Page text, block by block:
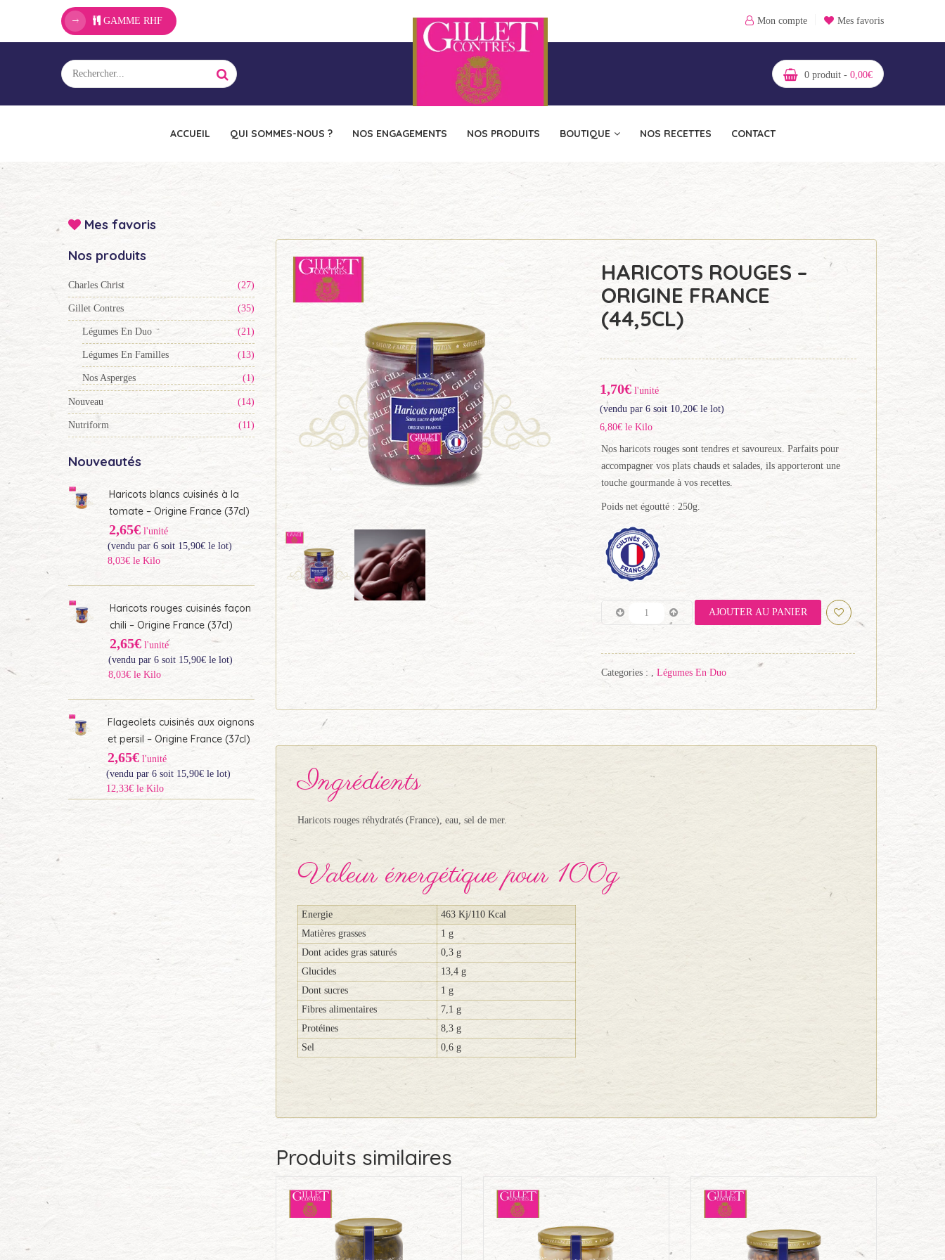
GAMME RHF Mon compte Mes favoris
0 produit - 0,00€
ACCUEIL QUI SOMMES-NOUS ? NOS ENGAGEMENTS NOS PRODUITS BOUTIQUE NOS RECETTES CONTACT
Mes favoris
Nos produits
Charles Christ (27)
Gillet Contres (35)
Légumes En Duo (21)
Légumes En Familles (13)
Nos Asperges (1)
Nouveau (14)
Nutriform (11)
Nouveautés
Haricots blancs cuisinés à la
tomate – Origine France (37cl)
2,65€ l'unité
(vendu par 6 soit 15,90€ le lot)
8,03€ le Kilo
Haricots rouges cuisinés façon
chili – Origine France (37cl)
2,65€ l'unité
(vendu par 6 soit 15,90€ le lot)
8,03€ le Kilo
Flageolets cuisinés aux oignons
et persil – Origine France (37cl)
2,65€ l'unité
(vendu par 6 soit 15,90€ le lot)
12,33€ le Kilo
HARICOTS ROUGES –
ORIGINE FRANCE
(44,5CL)
1,70€l'unité
(vendu par 6 soit 10,20€le lot)
6,80€ le Kilo
Nos haricots rouges sont tendres et savoureux. Parfaits pour
accompagner vos plats chauds et salades, ils apporteront une
touche gourmande à vos recettes.
Poids net égoutté : 250g.
AJOUTER AU PANIER
Categories : , Légumes En Duo
Ingrédients
Haricots rouges réhydratés (France), eau, sel de mer.
Valeur énergétique pour 100g
Energie
463 Kj/110 Kcal
Matières grasses
1 g
Dont acides gras saturés
0,3 g
Glucides
13,4 g
Dont sucres
1 g
Fibres alimentaires
7,1 g
Protéines
8,3 g
Sel
0,6 g
Produits similaires